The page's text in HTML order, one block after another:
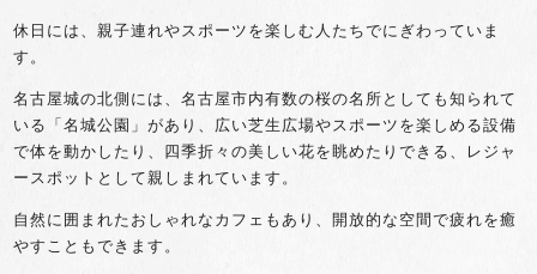
休日には、親子連れやスポーツを楽しむ人たちでにぎわっていま
す。
名古屋城の北側には、名古屋市内有数の桜の名所としても知られて
いる「名城公園」があり、広い芝生広場やスポーツを楽しめる設備
で体を動かしたり、四季折々の美しい花を眺めたりできる、レジャ
ースポットとして親しまれています。
自然に囲まれたおしゃれなカフェもあり、開放的な空間で疲れを癒
やすこともできます。